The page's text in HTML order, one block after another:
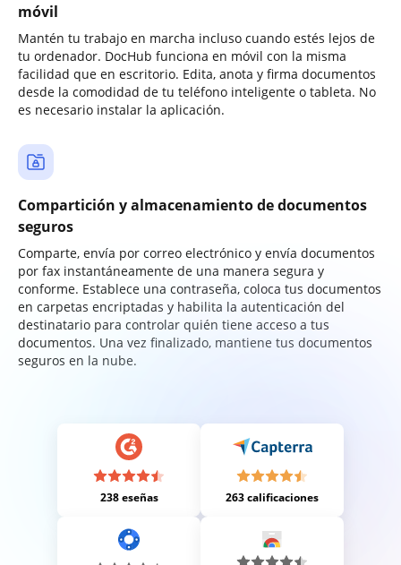
móvil
Mantén tu trabajo en marcha incluso cuando estés lejos de
tu ordenador. DocHub funciona en móvil con la misma
facilidad que en escritorio. Edita, anota y firma documentos
desde la comodidad de tu teléfono inteligente o tableta. No
es necesario instalar la aplicación.
Compartición y almacenamiento de documentos
seguros
Comparte, envía por correo electrónico y envía documentos
por fax instantáneamente de una manera segura y
conforme. Establece una contraseña, coloca tus documentos
en carpetas encriptadas y habilita la autenticación del
destinatario para controlar quién tiene acceso a tus
documentos. Una vez finalizado, mantiene tus documentos
seguros en la nube.
238 eseñas 263 calificaciones